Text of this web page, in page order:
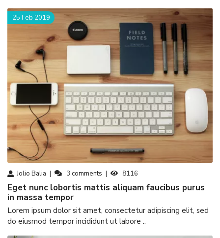
Jolio Balia 3 comments 8116
25 Feb 2019
eget nunc lobortis mattis aliquam faucibus purus
in massa tempor
Lorem ipsum dolor sit amet, consectetur adipiscing elit, sed
do eiusmod tempor incididunt ut labore ..